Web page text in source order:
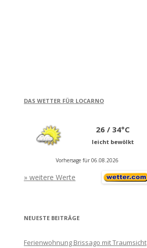
DAS WETTER FÜR LOCARNO
26 / 34°C
leicht bewölkt
Vorhersage für 06.08.2026
» weitere Werte
NEUESTE BEITRÄGE
Ferienwohnung Brissago mit Traumsicht